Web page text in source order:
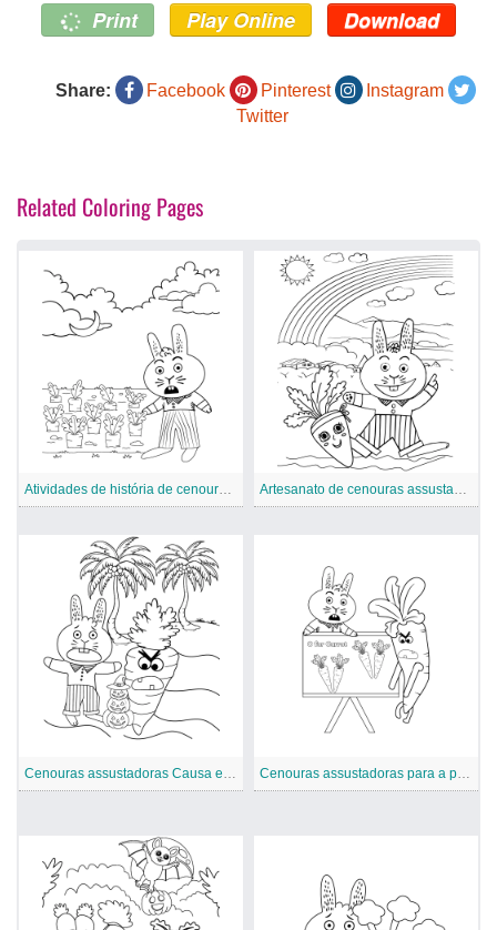
Print Play Online Download
Share: Facebook Pinterest
Instagram
Twitter
Related Coloring Pages
Atividades de história de cenouras assustadoras Artesanato de cenouras assustadoras para crianças
Cenouras assustadoras Causa e efeito Cenouras assustadoras para a pré-escola